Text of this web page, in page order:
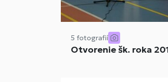
5 fotografií
Otvorenie šk. roka